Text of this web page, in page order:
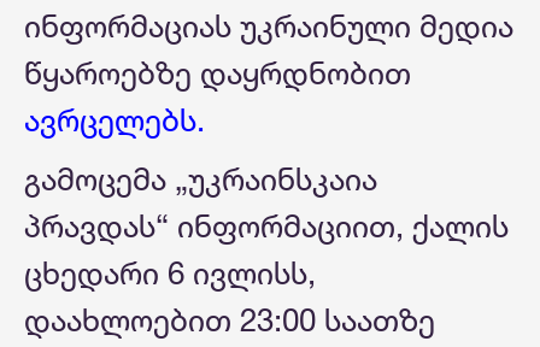
ინფორმაციას უკრაინული მედია
წყაროებზე დაყრდნობით
ავრცელებს.
გამოცემა „უკრაინსკაია
პრავდას“ ინფორმაციით, ქალის
ცხედარი 6 ივლისს,
დაახლოებით 23:00 საათზე